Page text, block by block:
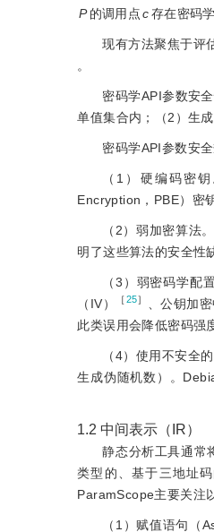
P 的调用点 c存在密码
现有方法聚焦于评
。
密码学API参数安
单值集合内；（2）生
密码学API参数安
（1）硬编码密
Encryption，PBE）密
（2）弱加密算法
明了这些算法的安全性
（3）弱密码学配
（IV）
［25］ 、公钥加
此类误用会降低密码强
（4）使用不安全
生成伪随机数）。
1.2 中间表示（IR）
静态分析工具通常
类型的、基于三地址
ParamScope主要关注
（1）赋值语句（